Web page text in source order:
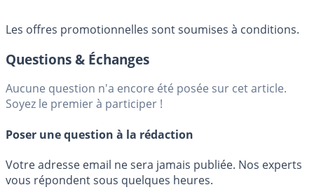
Les offres promotionnelles sont soumises à conditions.
Questions & Échanges
Aucune question n'a encore été posée sur cet article.
Soyez le premier à participer !
Poser une question à la rédaction
Votre adresse email ne sera jamais publiée. Nos experts
vous répondent sous quelques heures.